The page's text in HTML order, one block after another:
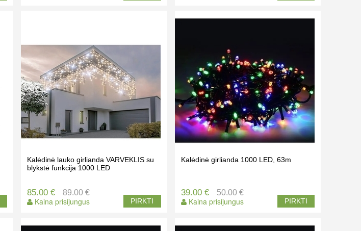
Kalėdinė lauko girlianda VARVEKLIS su
blykstė funkcija 1000 LED
85.00 €
Kaina prisijungus
89.00 €
PIRKTI
Kalėdinė girlianda 1000 LED, 63m
39.00 €
Kaina prisijungus
50.00 €
PIRKTI